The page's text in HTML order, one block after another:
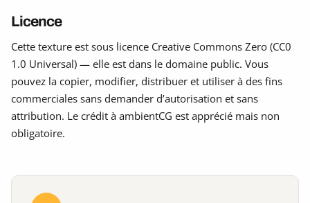
Licence
Cette texture est sous licence Creative Commons Zero (CC0
1.0 Universal) — elle est dans le domaine public. Vous
pouvez la copier, modifier, distribuer et utiliser à des fins
commerciales sans demander d’autorisation et sans
attribution. Le crédit à ambientCG est apprécié mais non
obligatoire.